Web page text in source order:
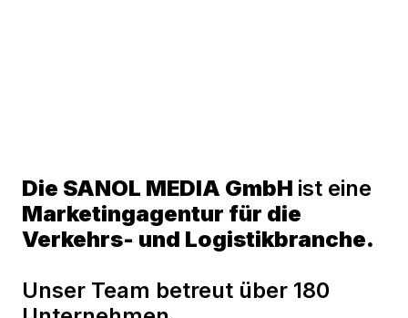
Die SANOL MEDIA GmbH
Marketingagentur für die
Verkehrs- und Logistikbranche.
Unser Team betreut über 180